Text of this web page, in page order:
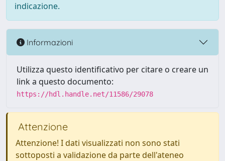
indicazione.
Informazioni
Utilizza questo identificativo per citare o creare un
link a questo documento:
https://hdl.handle.net/11586/29078
Attenzione
Attenzione! I dati visualizzati non sono stati
sottoposti a validazione da parte dell'ateneo